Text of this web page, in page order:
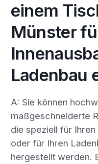
einem
Münster
Ladenbau
A: Sie können
maßgeschneiderte
die speziell für
oder für Ihren
hergestellt werden.